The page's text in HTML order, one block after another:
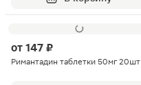
от 147 ₽
Римантадин таблетки 50мг 20шт